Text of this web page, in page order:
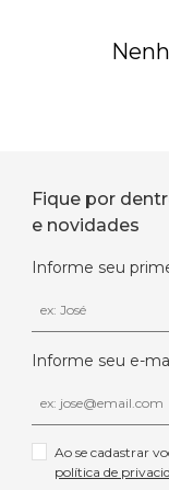
Fique por
e novidades
Informe seu
Informe seu e-
política de